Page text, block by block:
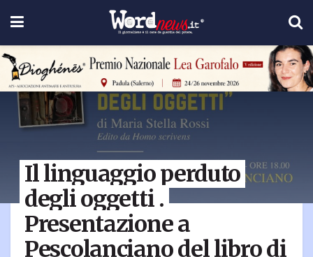
Il linguaggio perduto
degli oggetti .
Presentazione a
Pescolanciano del libro di